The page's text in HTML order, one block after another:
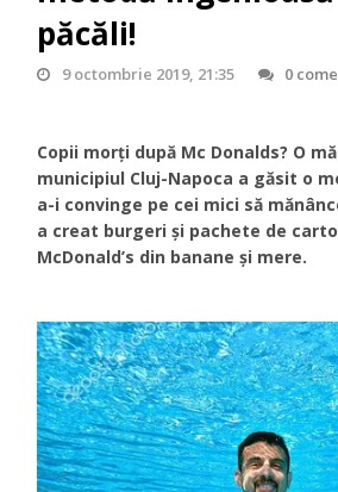
păcăli!
9 octombrie 2019, 21:35 0
Copii morţi după Mc Donalds? O
municipiul Cluj-Napoca a găsit o
a-i convinge pe cei mici să
a creat burgeri și pachete de
McDonald’s din banane și mere.